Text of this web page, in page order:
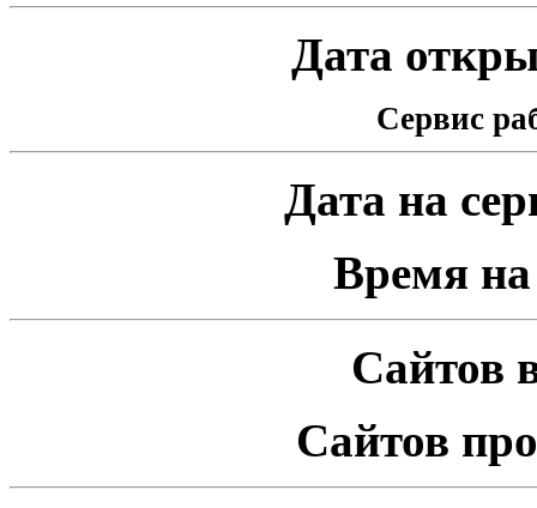
Дата
Сервис
Дата на
Время на
Сайтов
Сайтов